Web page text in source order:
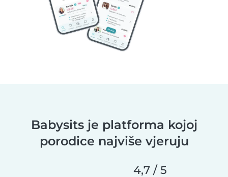
Babysits je platforma kojoj
porodice najviše vjeruju
4,7 / 5